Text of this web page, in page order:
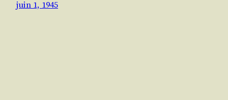
juin 1, 1945